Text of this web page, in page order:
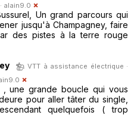
alain9.0
Un grand parcours qui
jusqu'à Champagney, faire
des pistes à la terre rouge
VTT à assistance électrique ·
une grande boucle qui vous
pour aller tâter du single,
quelquefois ( trop